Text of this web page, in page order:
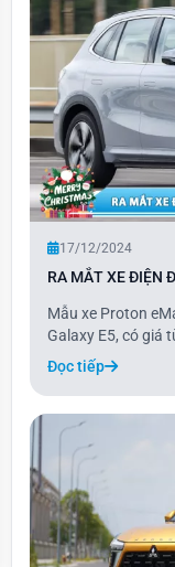
17/12/2024
RA MẮT XE ĐIỆN
Mẫu xe Proton
Galaxy E5, có giá
phát triển, Proton
hiệu Trung Quốc,
7 gần như giống
Đọc tiếp